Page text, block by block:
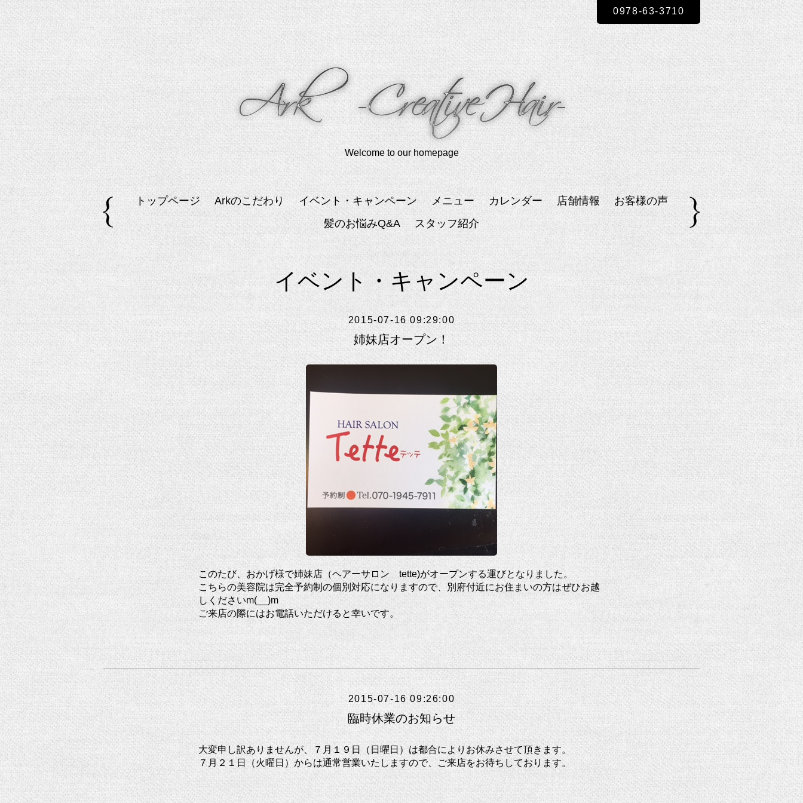
Welcome to our homepage
0978-63-3710
トップページ Arkのこだわり イベント・キャンペーン メニュー カレンダー 店舗情報
お客様の声
髪のお悩みQ&A
スタッフ紹介
イベント・キャンペーン
2015-07-16 09:29:00
姉妹店オープン！
このたび、おかげ様で姉妹店（ヘアーサロン tette)がオープンする運びとなりました。
こちらの美容院は完全予約制の個別対応になりますので、別府付近にお住まいの方はぜひお越
しくださいm(__)m
ご来店の際にはお電話いただけると幸いです。
2015-07-16 09:26:00
臨時休業のお知らせ
大変申し訳ありませんが、７月１９日（日曜日）は都合によりお休みさせて頂きます。
７月２１日（火曜日）からは通常営業いたしますので、ご来店をお待ちしております。